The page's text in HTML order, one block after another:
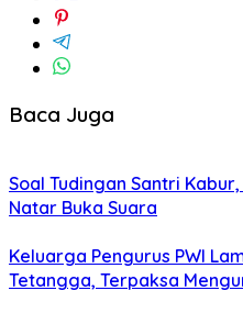
Baca Juga
Soal Tudingan Santri
Natar Buka Suara
Keluarga Pengurus PWI
Tetangga, Terpaksa